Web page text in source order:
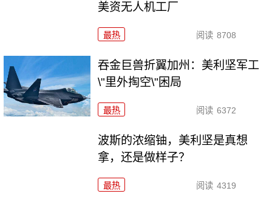
美资无人机工厂
最热 阅读 8708
吞金巨兽折翼加州：美利坚军工
\"里外掏空\"困局
最热 阅读 6372
波斯的浓缩铀，美利坚是真想
拿，还是做样子？
最热 阅读 4319